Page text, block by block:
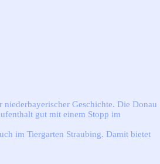
Geschichte. Die Donau
gut mit einem Stopp im
im Tiergarten Straubing. Damit bietet